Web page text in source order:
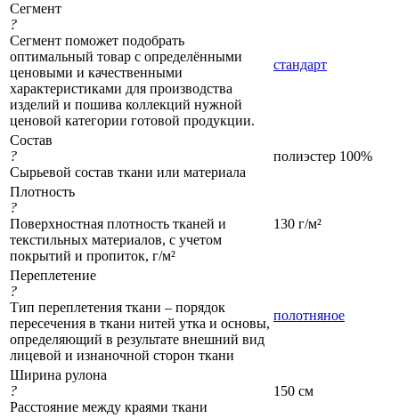
Сегмент
?
Сегмент поможет подобрать
оптимальный товар с определёнными
ценовыми и качественными
характеристиками для производства
изделий и пошива коллекций нужной
ценовой категории готовой продукции.
стандарт
Состав
?
Сырьевой состав ткани или материала
полиэстер 100%
Плотность
?
Поверхностная плотность тканей и
текстильных материалов, с учетом
покрытий и пропиток, г/м²
130 г/м²
Переплетение
?
Тип переплетения ткани – порядок
пересечения в ткани нитей утка и основы,
определяющий в результате внешний вид
лицевой и изнаночной сторон ткани
полотняное
Ширина рулона
?
Расстояние между краями ткани
150 см